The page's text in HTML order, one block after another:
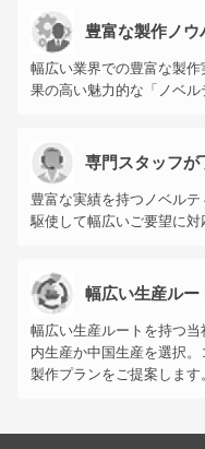
豊富な製作ノウ
幅広い業界での豊富な製
果の高い魅力的な「ノベル
専門スタッフが
豊富な実績を持つノベル
駆使して幅広いご要望に対
幅広い生産ルー
幅広い生産ルートを持つ
内生産か中国生産を選択
製作プランをご提案します